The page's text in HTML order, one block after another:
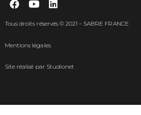
Tous droits réservés © 2021 – SABRE FRANCE
Mentions légales
Site réalisé par Studionet